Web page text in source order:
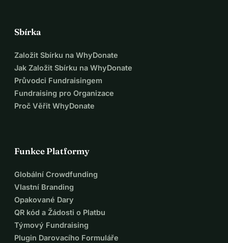
Sbírka
Založit Sbírku na WhyDonate
Jak Založit Sbírku na WhyDonate
Průvodci Fundraisingem
Fundraising pro Organizace
Proč Věřit WhyDonate
Funkce Platformy
Globální Crowdfunding
Vlastní Branding
Opakované Dary
QR kód a Žádosti o Platbu
Týmový Fundraising
Plugin Darovacího Formuláře